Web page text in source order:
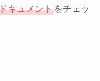
キュメントをチェッ